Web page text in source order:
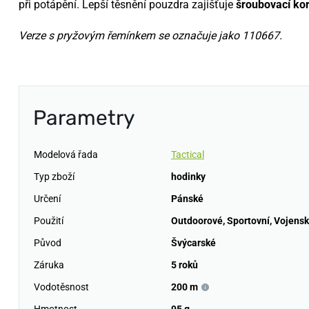
při potápění. Lepší těsnění pouzdra zajišťuje šroubovací
Verze s pryžovým řemínkem se označuje jako 110667.
Parametry
Modelová řada
Tactical
Typ zboží
hodinky
Určení
Pánské
Použití
Outdoorové,Sportovní,
Původ
Švýcarské
Záruka
5 roků
Vodotěsnost
200 m